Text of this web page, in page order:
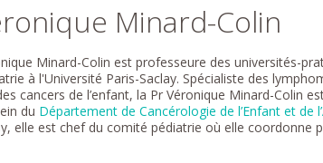
Minard-Colin
Minard-Colin est professeure des universités-
à l'Université Paris-Saclay. Spécialiste des
cancers de l’enfant, la Pr Véronique Minard-Colin
du Département de Cancérologie de l’Enfant et de
elle est chef du comité pédiatrie où elle coordonne